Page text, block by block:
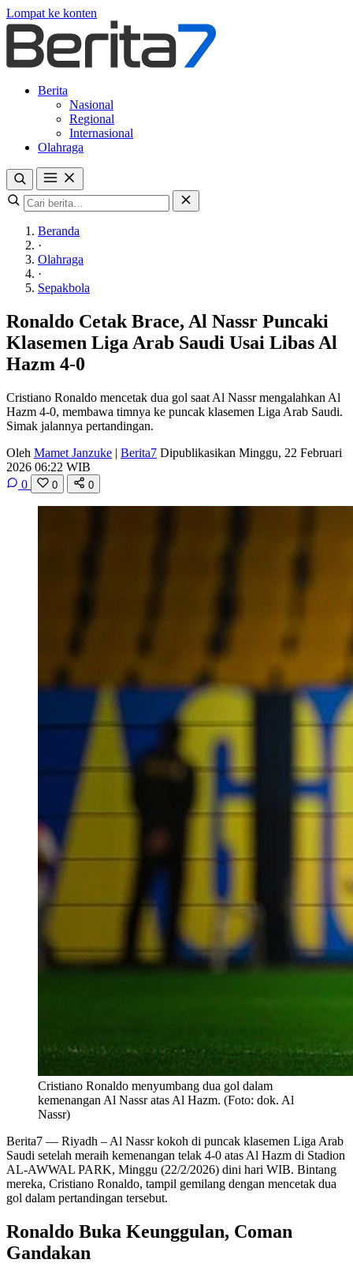
Lompat ke konten
Berita
Nasional
Regional
Internasional
Olahraga
Beranda
·
Olahraga
·
Sepakbola
Ronaldo Cetak Brace, Al Nassr Puncaki
Klasemen Liga Arab Saudi Usai Libas Al
Hazm 4-0
Cristiano Ronaldo mencetak dua gol saat Al Nassr mengalahkan Al
Hazm 4-0, membawa timnya ke puncak klasemen Liga Arab Saudi.
Simak jalannya pertandingan.
Oleh Mamet Janzuke | Berita7 Dipublikasikan Minggu, 22 Februari
2026 06:22 WIB
0
0 0
Cristiano Ronaldo menyumbang dua gol dalam
kemenangan Al Nassr atas Al Hazm. (Foto: dok. Al
Nassr)
Berita7 — Riyadh – Al Nassr kokoh di puncak klasemen Liga Arab
Saudi setelah meraih kemenangan telak 4-0 atas Al Hazm di Stadion
AL-AWWAL PARK, Minggu (22/2/2026) dini hari WIB. Bintang
mereka, Cristiano Ronaldo, tampil gemilang dengan mencetak dua
gol dalam pertandingan tersebut.
Ronaldo Buka Keunggulan, Coman
Gandakan